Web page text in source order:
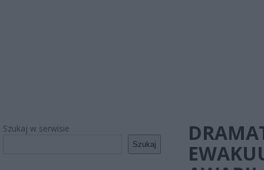
Szukaj w serwisie
Szukaj